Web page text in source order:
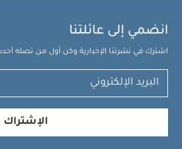
انضمي إلى عائلتنا
اشترك في نشرتنا الإخبارية وكن أول من تصله
الإشتراك